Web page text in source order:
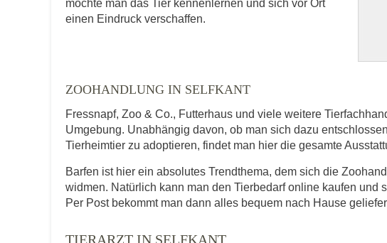
E-Mail-Adresse
Mit Absenden der Daten akzeptiere ich die
ABSENDEN
möchte man das Tier kennenlernen und sich vor Ort
einen Eindruck verschaffen.
ZOOHANDLUNG IN SELFKANT
Fressnapf, Zoo & Co., Futterhaus und viele weitere
Umgebung. Unabhängig davon, ob man sich dazu
Tierheimtier zu adoptieren, findet man hier die gesamte
Barfen ist hier ein absolutes Trendthema, dem sich die
widmen. Natürlich kann man den Tierbedarf online kaufen und
Per Post bekommt man dann alles bequem nach Hause
TIERARZT IN SELFKANT